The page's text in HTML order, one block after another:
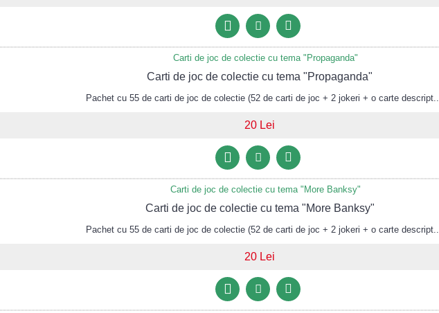
Carti de joc de colectie cu tema "Propaganda"
Pachet cu 55 de carti de joc de colectie (52 de carti de joc + 2 jokeri + o carte descript..
20 Lei
Carti de joc de colectie cu tema "More Banksy"
Pachet cu 55 de carti de joc de colectie (52 de carti de joc + 2 jokeri + o carte descript..
20 Lei